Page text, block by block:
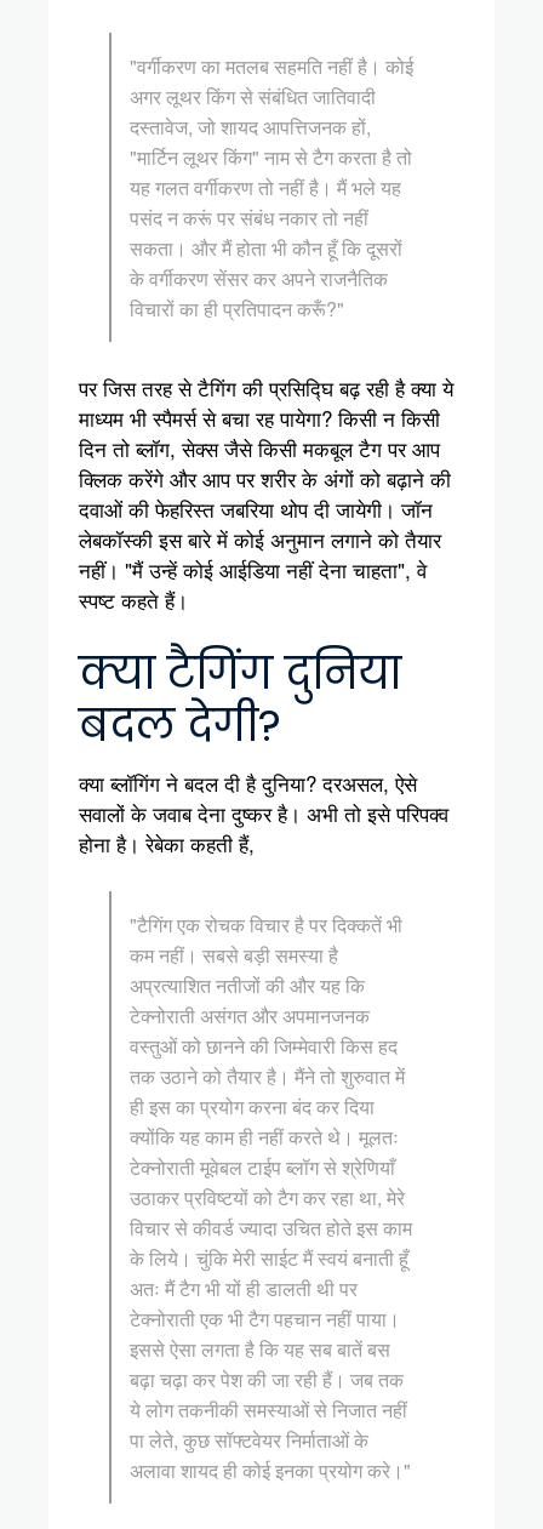
"वर्गीकरण का मतलब सहमति नहीं है। कोई
अगर लूथर किंग से संबंधित जातिवादी
दस्तावेज, जो शायद आपत्तिजनक हों,
"मार्टिन लूथर किंग" नाम से टैग करता है तो
यह गलत वर्गीकरण तो नहीं है। मैं भले यह
पसंद न करूं पर संबंध नकार तो नहीं
सकता। और मैं होता भी कौन हूँ कि दूसरों
के वर्गीकरण सेंसर कर अपने राजनैतिक
विचारों का ही प्रतिपादन करूँ?"
पर जिस तरह से टैगिंग की प्रसिद्घि बढ़ रही है क्या ये
माध्यम भी स्पैमर्स से बचा रह पायेगा? किसी न किसी
दिन तो ब्लॉग, सेक्स जैसे किसी मकबूल टैग पर आप
क्लिक करेंगे और आप पर शरीर के अंगों को बढ़ाने की
दवाओं की फेहरिस्त जबरिया थोप दी जायेगी। जॉन
लेबकॉस्की इस बारे में कोई अनुमान लगाने को तैयार
नहीं। "मैं उन्हें कोई आईडिया नहीं देना चाहता", वे
स्पष्ट कहते हैं।
क्या टैगिंग दुनिया
बदल देगी?
क्या ब्लॉगिंग ने बदल दी है दुनिया? दरअसल, ऐसे
सवालों के जवाब देना दुष्कर है। अभी तो इसे परिपक्व
होना है। रेबेका कहती हैं,
"टैगिंग एक रोचक विचार है पर दिक्कतें भी
कम नहीं। सबसे बड़ी समस्या है
अप्रत्याशित नतीजों की और यह कि
टेक्नोराती असंगत और अपमानजनक
वस्तुओं को छानने की जिम्मेवारी किस हद
तक उठाने को तैयार है। मैंने तो शुरुवात में
ही इस का प्रयोग करना बंद कर दिया
क्योंकि यह काम ही नहीं करते थे। मूलतः
टेक्नोराती मूवेबल टाईप ब्लॉग से श्रेणियाँ
उठाकर प्रविष्टयों को टैग कर रहा था, मेरे
विचार से कीवर्ड ज्यादा उचित होते इस काम
के लिये। चुंकि मेरी साईट मैं स्वयं बनाती हूँ
अतः मैं टैग भी यों ही डालती थी पर
टेक्नोराती एक भी टैग पहचान नहीं पाया।
इससे ऐसा लगता है कि यह सब बातें बस
बढ़ा चढ़ा कर पेश की जा रही हैं। जब तक
ये लोग तकनीकी समस्याओं से निजात नहीं
पा लेते, कुछ सॉफ्टवेयर निर्माताओं के
अलावा शायद ही कोई इनका प्रयोग करे।"